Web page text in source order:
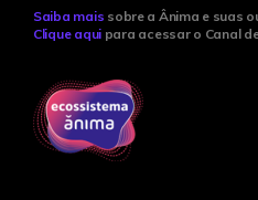
Saiba mais sobre a Ânima e suas
Clique aqui para acessar o Canal